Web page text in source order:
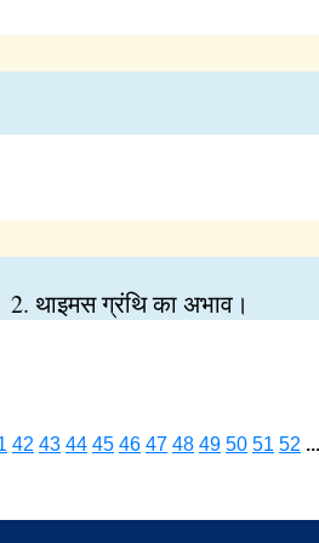
2. थाइमस ग्रंथि का अभाव।
42 43 44 45 46 47 48 49 50 51 52